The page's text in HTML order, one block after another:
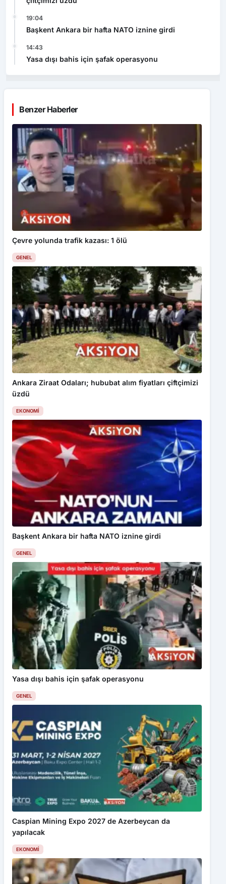
19:04
Başkent Ankara bir hafta NATO iznine girdi
14:43
Yasa dışı bahis için şafak operasyonu
Benzer Haberler
Çevre yolunda trafik kazası: 1 ölü
GENEL
Ankara Ziraat Odaları; hububat alım fiyatları çiftçimizi
üzdü
EKONOMI
Başkent Ankara bir hafta NATO iznine girdi
GENEL
Yasa dışı bahis için şafak operasyonu
GENEL
Caspian Mining Expo 2027 de Azerbeycan da
yapılacak
EKONOMI